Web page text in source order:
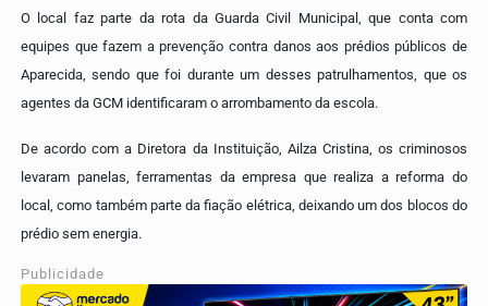
O local faz parte da rota da Guarda Civil Municipal, que conta com
equipes que fazem a prevenção contra danos aos prédios públicos de
Aparecida, sendo que foi durante um desses patrulhamentos, que os
agentes da GCM identificaram o arrombamento da escola.
De acordo com a Diretora da Instituição, Ailza Cristina, os criminosos
levaram panelas, ferramentas da empresa que realiza a reforma do
local, como também parte da fiação elétrica, deixando um dos blocos do
prédio sem energia.
Publicidade